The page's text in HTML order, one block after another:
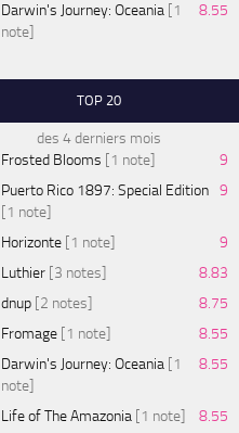
Darwin's Journey: Oceania [1
note]
8.55
TOP 20
des 4 derniers mois
Frosted Blooms [1 note]
9
Puerto Rico 1897: Special Edition
[1 note]
9
Horizonte [1 note]
9
Luthier [3 notes]
8.83
dnup [2 notes]
8.75
Fromage [1 note]
8.55
Darwin's Journey: Oceania [1
note]
8.55
Life of The Amazonia [1 note]
8.55